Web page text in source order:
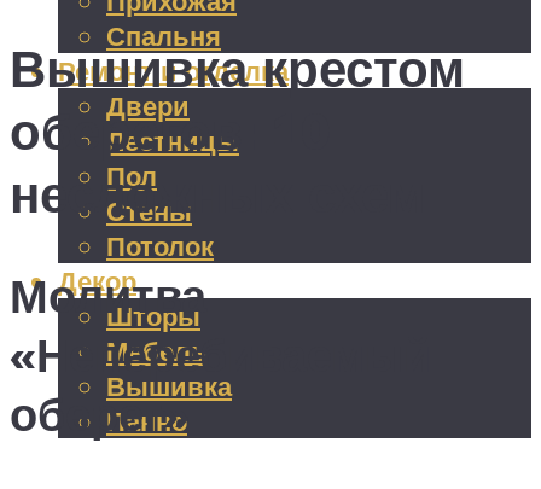
Спальня
Ремонт и отделка
Двери
Лестницы
Пол
Стены
Потолок
Декор
Шторы
Мебель
Вышивка
Панно
Вышивка крестом
оберегов: 10
несложных схем
Молитва
«Неперебиваемый
оберег»